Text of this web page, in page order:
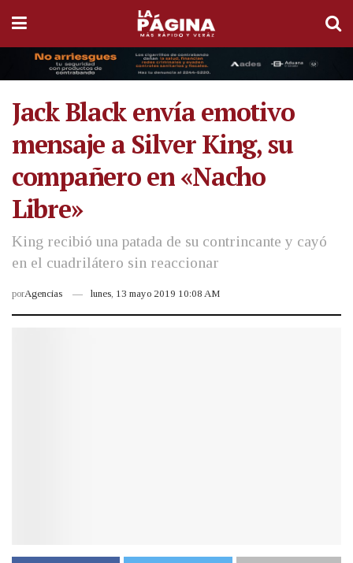
Jack Black envía emotivo
mensaje a Silver King, su
compañero en «Nacho
Libre»
King recibió una patada de su contrincante y cayó
en el cuadrilátero sin reaccionar
porAgencias lunes, 13 mayo 2019 10:08 AM